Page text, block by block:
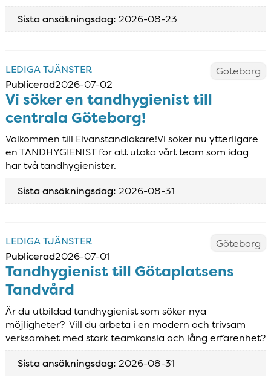
Sista ansökningsdag: 2026-08-23
Göteborg
LEDIGA TJÄNSTER
Publicerad2026-07-02
Vi söker en tandhygienist till
centrala Göteborg!
Välkommen till Elvanstandläkare!Vi söker nu ytterligare
en TANDHYGIENIST för att utöka vårt team som idag
har två tandhygienister.
Sista ansökningsdag: 2026-08-31
Göteborg
LEDIGA TJÄNSTER
Publicerad2026-07-01
Tandhygienist till Götaplatsens
Tandvård
Är du utbildad tandhygienist som söker nya
möjligheter? Vill du arbeta i en modern och trivsam
verksamhet med stark teamkänsla och lång erfarenhet?
Sista ansökningsdag: 2026-08-31